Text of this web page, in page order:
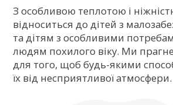
З особливою теплотою і
відноситься до дітей з
та дітям з особливими
людям похилого віку. Ми
для того, щоб будь-якими
їх від несприятливої атмосфери.